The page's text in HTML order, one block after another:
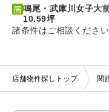
鳴尾・武庫川女子大
10.59坪
諸条件はご相談ください
店舗物件探しトップ 関